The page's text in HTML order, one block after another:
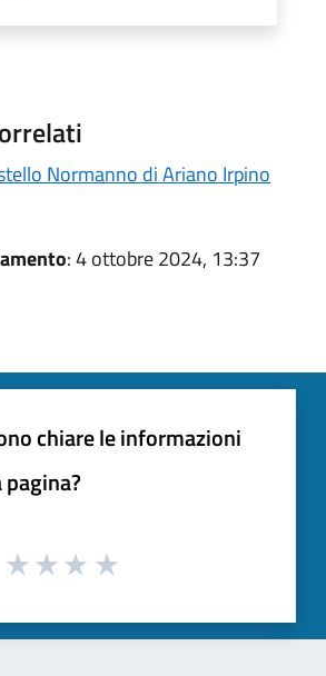
Normanno di Ariano Irpino
: 4 ottobre 2024, 13:37
chiare le informazioni